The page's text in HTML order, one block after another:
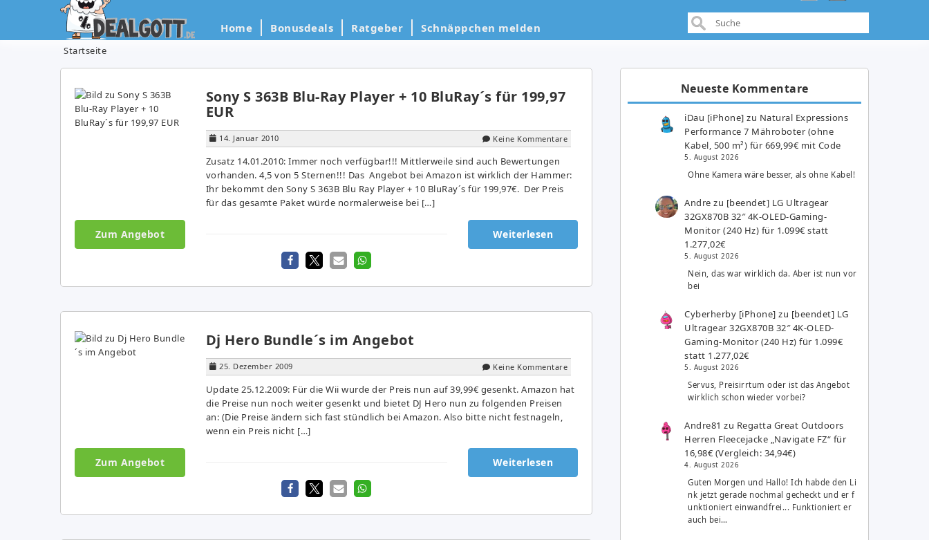
Home Bonusdeals Ratgeber Schnäppchen melden
Startseite
Sony S 363B Blu-Ray Player + 10 BluRay´s für 199,97
EUR
14. Januar 2010 Keine Kommentare
Zusatz 14.01.2010: Immer noch verfügbar!!! Mittlerweile sind auch Bewertungen
vorhanden. 4,5 von 5 Sternen!!! Das Angebot bei Amazon ist wirklich der Hammer:
Ihr bekommt den Sony S 363B Blu Ray Player + 10 BluRay´s für 199,97€. Der Preis
für das gesamte Paket würde normalerweise bei […]
Zum Angebot Weiterlesen
Dj Hero Bundle´s im Angebot
25. Dezember 2009 Keine Kommentare
Update 25.12.2009: Für die Wii wurde der Preis nun auf 39,99€ gesenkt. Amazon hat
die Preise nun noch weiter gesenkt und bietet DJ Hero nun zu folgenden Preisen
an: (Die Preise ändern sich fast stündlich bei Amazon. Also bitte nicht festnageln,
wenn ein Preis nicht […]
Zum Angebot Weiterlesen
Neueste Kommentare
iDau [iPhone] zu Natural Expressions
Performance 7 Mähroboter (ohne
Kabel, 500 m²) für 669,99€ mit Code
5. August 2026
Ohne Kamera wäre besser, als ohne Kabel!
Andre zu [beendet] LG Ultragear
32GX870B 32″ 4K-OLED-Gaming-
Monitor (240 Hz) für 1.099€ statt
1.277,02€
5. August 2026
Nein, das war wirklich da. Aber ist nun vor
bei
Cyberherby [iPhone] zu [beendet] LG
Ultragear 32GX870B 32″ 4K-OLED-
Gaming-Monitor (240 Hz) für 1.099€
statt 1.277,02€
5. August 2026
Servus, Preisirrtum oder ist das Angebot
wirklich schon wieder vorbei?
Andre81 zu Regatta Great Outdoors
Herren Fleecejacke „Navigate FZ“ für
16,98€ (Vergleich: 34,94€)
4. August 2026
Guten Morgen und Hallo! Ich habde den Li
nk jetzt gerade nochmal gecheckt und er f
unktioniert einwandfrei... Funktioniert er
auch bei…